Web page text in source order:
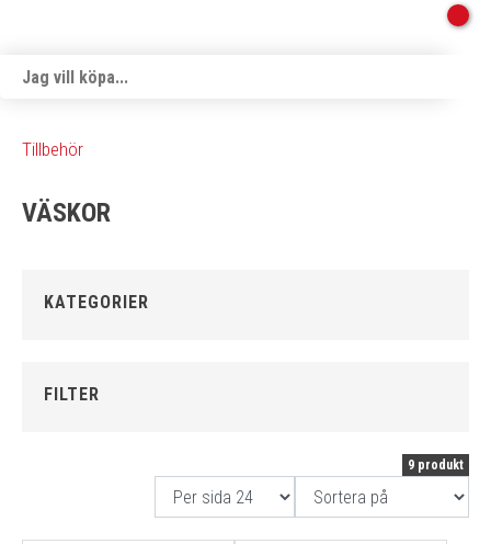
Tillbehör
VÄSKOR
KATEGORIER
FILTER
9 produkt